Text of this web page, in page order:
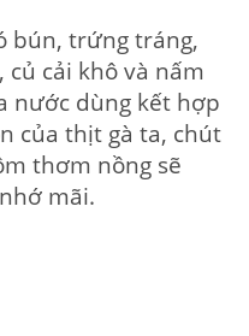
bún, trứng tráng,
củ cải khô và nấm
nước dùng kết hợp
của thịt gà ta, chút
thơm nồng sẽ
mãi.